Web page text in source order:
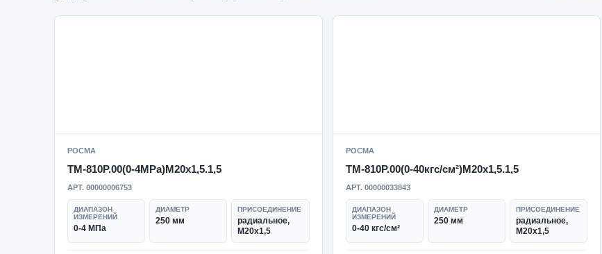
РОСМА
ТМ-810Р.00(0-4MPa)M20x1,5.1,5
АРТ. 00000006753
ДИАПАЗОН
ИЗМЕРЕНИЙ
0-4 МПа
ДИАМЕТР
250 мм
ПРИСОЕДИНЕНИЕ
радиальное,
M20x1,5
РОСМА
ТМ-810Р.00(0-40кгс/см²)M20x1,5.1,5
АРТ. 00000033843
ДИАПАЗОН
ИЗМЕРЕНИЙ
0-40 кгс/см²
ДИАМЕТР
250 мм
ПРИСОЕДИНЕНИЕ
радиальное,
M20x1,5